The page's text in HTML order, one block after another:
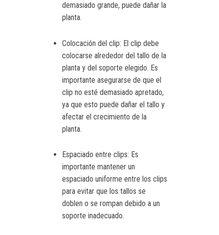
demasiado grande, puede dañar la
planta.
Colocación del clip: El clip debe
colocarse alrededor del tallo de la
planta y del soporte elegido. Es
importante asegurarse de que el
clip no esté demasiado apretado,
ya que esto puede dañar el tallo y
afectar el crecimiento de la
planta.
Espaciado entre clips: Es
importante mantener un
espaciado uniforme entre los clips
para evitar que los tallos se
doblen o se rompan debido a un
soporte inadecuado.